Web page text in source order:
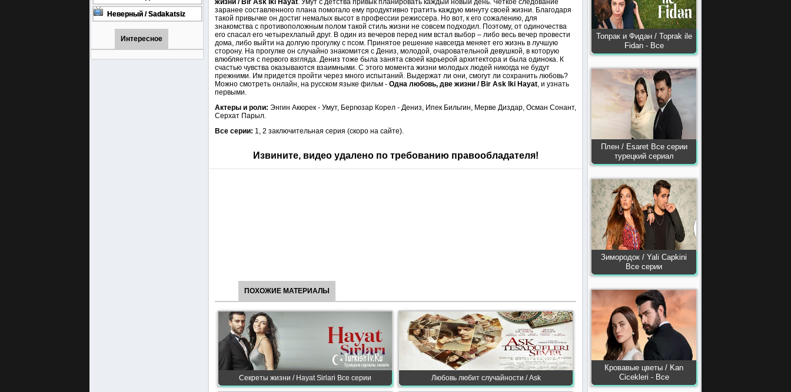
онлайн бесплатно
1001 (Турецкий сериал Все
серии) 1-90 серия
Неверный / Sadakatsiz
Все серии турецкий сериал
смотреть онлайн на
русском языке
Интересное
Топрак и Фидан / Toprak ile
Fidan - Все
Плен / Esaret Все серии
турецкий сериал
Зимородок / Yali Capkini
Все серии
Кровавые цветы / Kan
Сiсekleri - Все
жизни / Bir Ask Iki Hayat. Умут с детства привык планировать каждый новый день. Четкое следование
заранее составленного плана помогало ему продуктивно тратить каждую минуту своей жизни. Благодаря
такой привычке он достиг немалых высот в профессии режиссера. Но вот, к его сожалению, для
знакомства с противоположным полом такой стиль жизни не совсем подходил. Поэтому, от одиночества
его спасал его четырехлапый друг. В один из вечеров перед ним встал выбор – либо весь вечер провести
дома, либо выйти на долгую прогулку с псом. Принятое решение навсегда меняет его жизнь в лучшую
сторону. На прогулке он случайно знакомится с Дениз, молодой, очаровательной девушкой, в которую
влюбляется с первого взгляда. Дениз тоже была занята своей карьерой архитектора и была одинока. К
счастью чувства оказываются взаимными. С этого момента жизни молодых людей никогда не будут
прежними. Им придется пройти через много испытаний. Выдержат ли они, смогут ли сохранить любовь?
Можно смотреть онлайн, на русском языке фильм - Одна любовь, две жизни / Bir Ask Iki Hayat, и узнать
первыми.
Актеры и роли: Энгин Акюрек - Умут, Бергюзар Корел - Дениз, Ипек Бильгин, Мерве Диздар, Осман Сонант,
Серхат Парыл.
Все серии: 1, 2 заключительная серия (скоро на сайте).
Извините, видео удалено по требованию правообладателя!
ПОХОЖИЕ МАТЕРИАЛЫ
Секреты жизни / Hayat Sirlari Все серии Любовь любит случайности / Ask